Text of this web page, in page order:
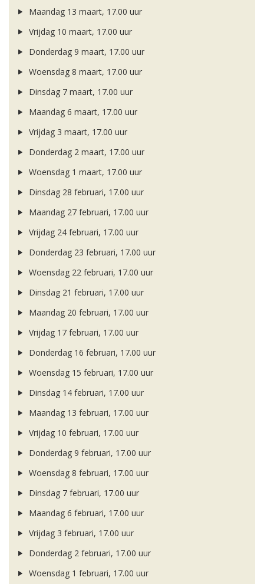
Maandag 13 maart, 17.00 uur
Vrijdag 10 maart, 17.00 uur
Donderdag 9 maart, 17.00 uur
Woensdag 8 maart, 17.00 uur
Dinsdag 7 maart, 17.00 uur
Maandag 6 maart, 17.00 uur
Vrijdag 3 maart, 17.00 uur
Donderdag 2 maart, 17.00 uur
Woensdag 1 maart, 17.00 uur
Dinsdag 28 februari, 17.00 uur
Maandag 27 februari, 17.00 uur
Vrijdag 24 februari, 17.00 uur
Donderdag 23 februari, 17.00 uur
Woensdag 22 februari, 17.00 uur
Dinsdag 21 februari, 17.00 uur
Maandag 20 februari, 17.00 uur
Vrijdag 17 februari, 17.00 uur
Donderdag 16 februari, 17.00 uur
Woensdag 15 februari, 17.00 uur
Dinsdag 14 februari, 17.00 uur
Maandag 13 februari, 17.00 uur
Vrijdag 10 februari, 17.00 uur
Donderdag 9 februari, 17.00 uur
Woensdag 8 februari, 17.00 uur
Dinsdag 7 februari, 17.00 uur
Maandag 6 februari, 17.00 uur
Vrijdag 3 februari, 17.00 uur
Donderdag 2 februari, 17.00 uur
Woensdag 1 februari, 17.00 uur